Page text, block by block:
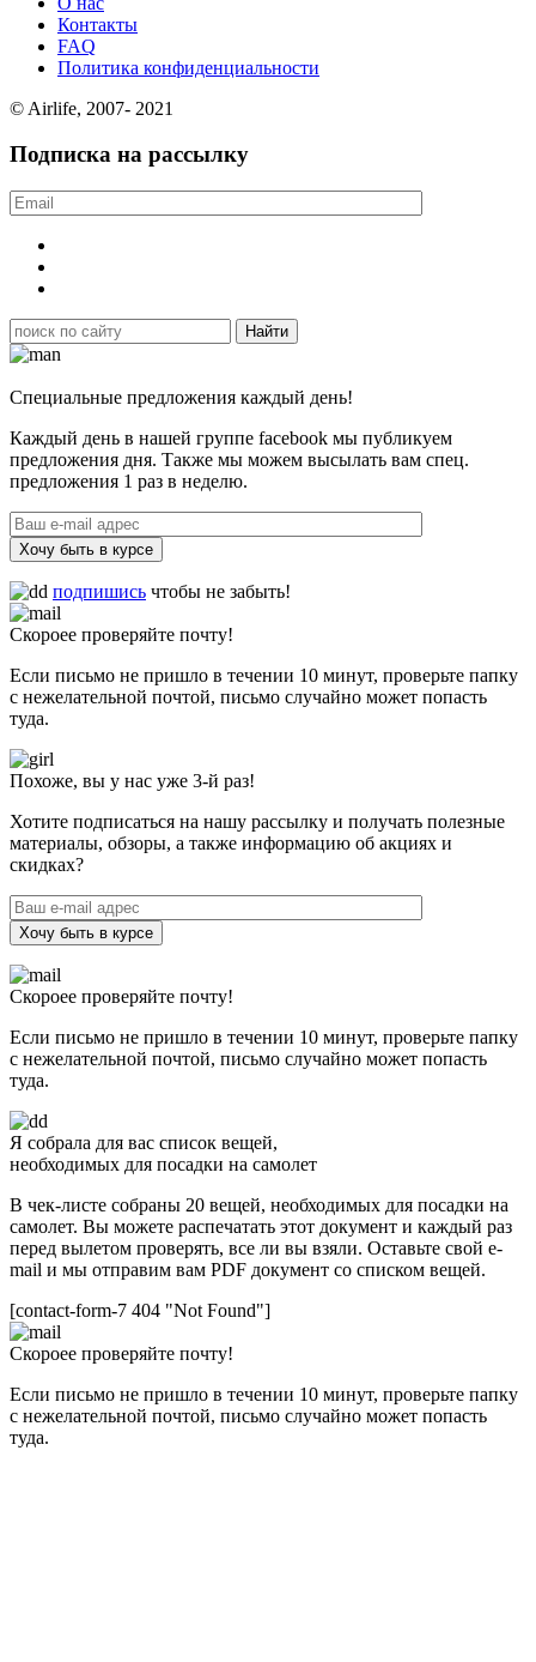
Контакты
FAQ
Политика конфиденциальности
© Airlife, 2007- 2021
Подписка на рассылку
Специальные предложения каждый день!
Каждый день в нашей группе facebook мы публикуем
предложения дня. Также мы можем высылать вам спец.
предложения 1 раз в неделю.
Хочу быть в курсе
подпишись чтобы не забыть!
Скороее проверяйте почту!
Если письмо не пришло в течении 10 минут, проверьте папку
с нежелательной почтой, письмо случайно может попасть
туда.
Похоже, вы у нас уже 3-й раз!
Хотите подписаться на нашу рассылку и получать полезные
материалы, обзоры, а также информацию об акциях и
скидках?
Хочу быть в курсе
Скороее проверяйте почту!
Если письмо не пришло в течении 10 минут, проверьте папку
с нежелательной почтой, письмо случайно может попасть
туда.
Я собрала для вас список вещей,
необходимых для посадки на самолет
В чек-листе собраны 20 вещей, необходимых для посадки на
самолет. Вы можете распечатать этот документ и каждый раз
перед вылетом проверять, все ли вы взяли. Оставьте свой e-
mail и мы отправим вам PDF документ со списком вещей.
[contact-form-7 404 "Not Found"]
Скороее проверяйте почту!
Если письмо не пришло в течении 10 минут, проверьте папку
с нежелательной почтой, письмо случайно может попасть
туда.